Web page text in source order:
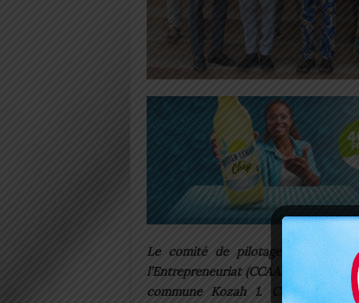
Le comité de pilotage du Cadre
l’Entrepreneuriat (CCAAE) a tenu
commune Kozah 1. Cette